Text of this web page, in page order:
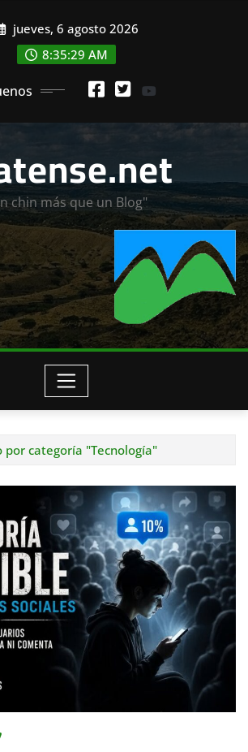
jueves, 6 agosto 2026
8:35:31 AM
chin más que un Blog"
por categoría "Tecnología"